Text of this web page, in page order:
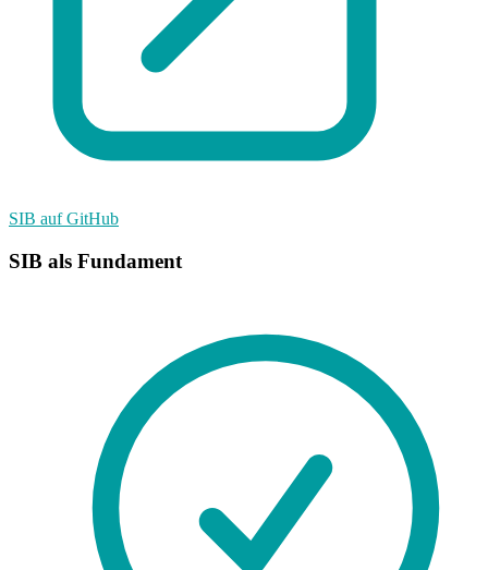
SIB auf GitHub
SIB als Fundament